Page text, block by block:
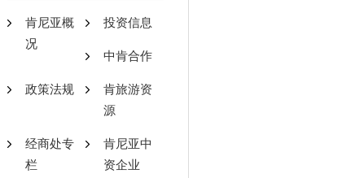
肯尼亚概
况
投资信息
中肯合作
政策法规
肯旅游资
源
经商处专
栏
肯尼亚中
资企业